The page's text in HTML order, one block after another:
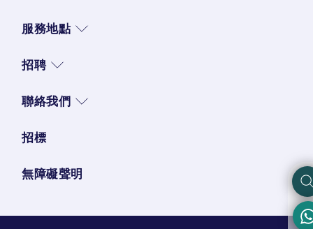
服務地點
招聘
聯絡我們
招標
無障礙聲明